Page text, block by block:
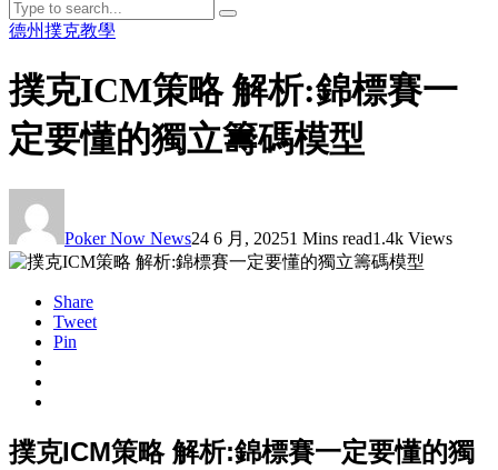
德州撲克教學
撲克ICM策略 解析:錦標賽一
定要懂的獨立籌碼模型
Poker Now News24 6 月, 20251 Mins read1.4k Views
Share
Tweet
Pin
撲克ICM策略 解析:錦標賽一定要懂的獨